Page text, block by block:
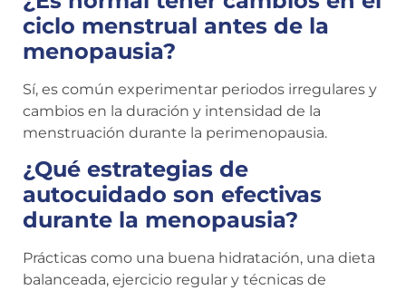
ciclo menstrual antes de la
menopausia?
Sí, es común experimentar periodos irregulares y
cambios en la duración y intensidad de la
menstruación durante la perimenopausia.
¿Qué estrategias de
autocuidado son efectivas
durante la menopausia?
Prácticas como una buena hidratación, una dieta
balanceada, ejercicio regular y técnicas de